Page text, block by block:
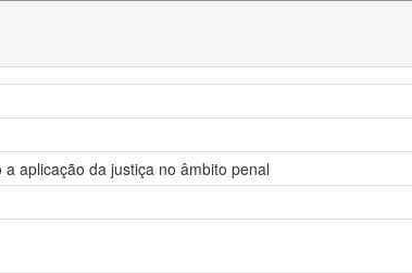
aplicação da justiça no âmbito penal